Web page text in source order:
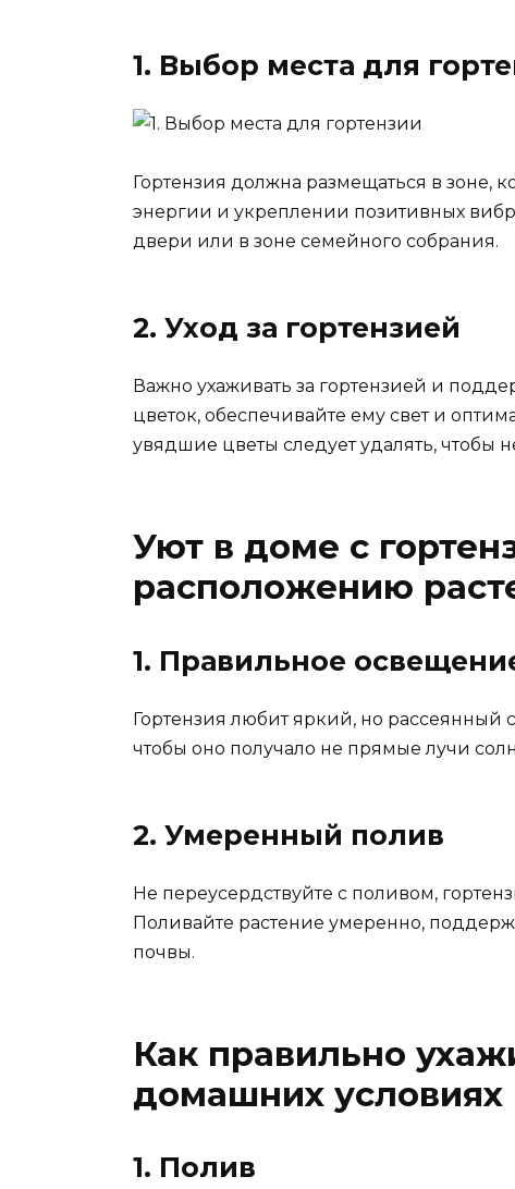
1. Выбор места для
Гортензия должна размещаться в зоне,
энергии и укреплении позитивных
двери или в зоне семейного собрания.
2. Уход за гортензией
Важно ухаживать за гортензией и
цветок, обеспечивайте ему свет и
увядшие цветы следует удалять, чтобы
Уют в доме с
расположению
1. Правильное
Гортензия любит яркий, но рассеянный
чтобы оно получало не прямые лучи
2. Умеренный полив
Не переусердствуйте с поливом,
Поливайте растение умеренно,
почвы.
Как правильно
домашних условиях
1. Полив